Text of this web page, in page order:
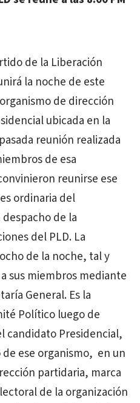
de la Liberación
la noche de este
de dirección
ubicada en la
reunión realizada
de esa
reunirse ese
ordinaria del
de la
del PLD. La
de la noche, tal y
sus miembros mediante
General. Es la
Político luego de
candidato Presidencial,
ese organismo, en un
partidaria, marca
de la organización